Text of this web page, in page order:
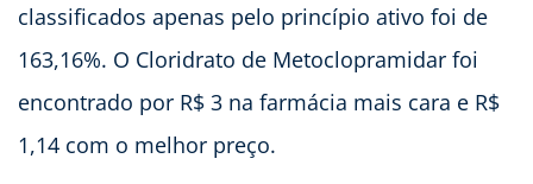
classificados apenas pelo princípio ativo foi de
163,16%. O Cloridrato de Metoclopramidar foi
encontrado por R$ 3 na farmácia mais cara e R$
1,14 com o melhor preço.